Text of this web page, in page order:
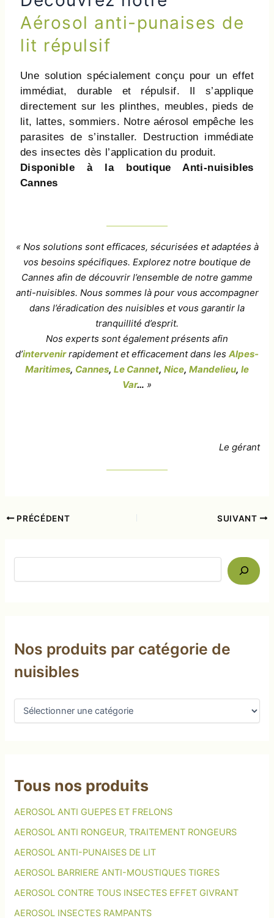
Aérosol anti-punaises de
lit répulsif
Une solution spécialement conçu pour un effet
immédiat, durable et répulsif. Il s’applique
directement sur les plinthes, meubles, pieds de
lit, lattes, sommiers. Notre aérosol empêche les
parasites de s’installer. Destruction immédiate
des insectes dès l’application du produit.
Disponible à la boutique Anti-nuisibles
Cannes
« Nos solutions sont efficaces, sécurisées et adaptées à
vos besoins spécifiques. Explorez notre boutique de
Cannes afin de découvrir l’ensemble de notre gamme
anti-nuisibles. Nous sommes là pour vous accompagner
dans l’éradication des nuisibles et vous garantir la
tranquillité d’esprit.
Nos experts sont également présents afin
d’intervenirrapidement et efficacement dans les Alpes-
Maritimes Cannes Le Cannet Nice Mandelieu le
Var… »
Le gérant
PRÉCÉDENT SUIVANT
Rechercher
Nos produits par catégorie de
nuisibles
N
t
p
a
c
t
é
Tous nos produits
AEROSOL ANTI GUEPES ET FRELONS
AEROSOL ANTI RONGEUR, TRAITEMENT RONGEURS
AEROSOL ANTI-PUNAISES DE LIT
AEROSOL BARRIERE ANTI-MOUSTIQUES TIGRES
AEROSOL CONTRE TOUS INSECTES EFFET GIVRANT
AEROSOL INSECTES RAMPANTS